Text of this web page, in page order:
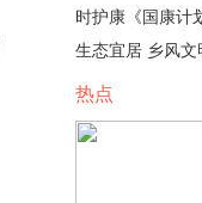
时护康《国康计
生态宜居 乡风文
热点